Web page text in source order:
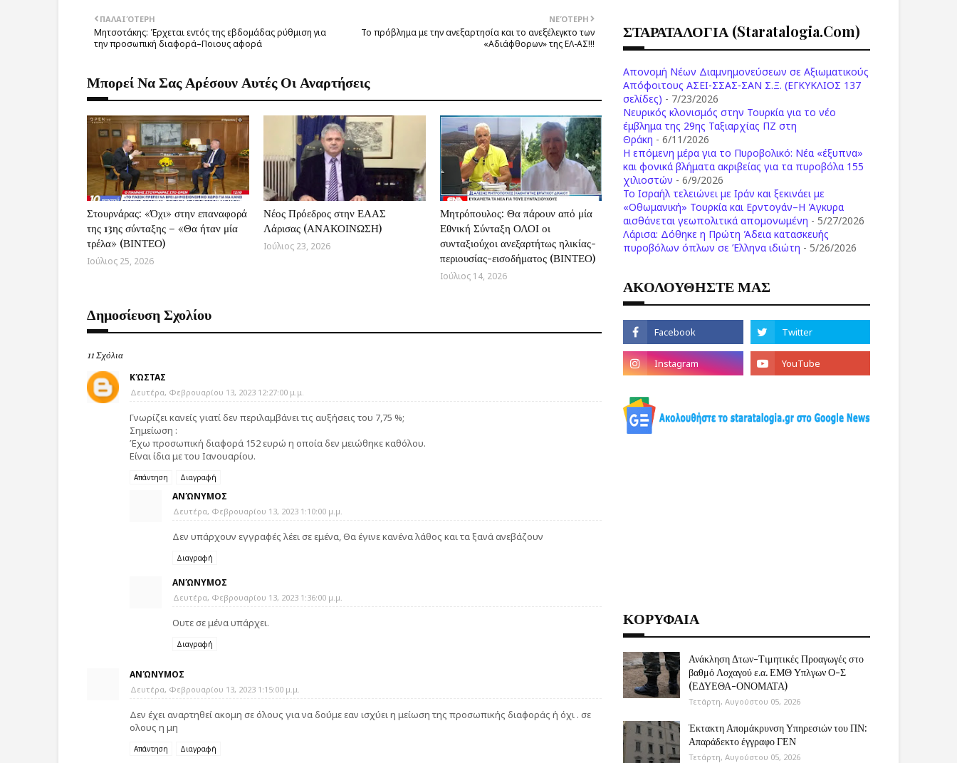
ΝΕΌΤΕΡΗ
Το πρόβλημα με την ανεξαρτησία και το ανεξέλεγκτο των
«Αδιάφθορων» της ΕΛ-ΑΣ!!!
ΠΑΛΑΙΌΤΕΡΗ
Μητσοτάκης: Έρχεται εντός της εβδομάδας ρύθμιση για
την προσωπική διαφορά–Ποιους αφορά
Μπορεί Να Σας Αρέσουν Αυτές Οι Αναρτήσεις
Στουρνάρας: «Όχι» στην επαναφορά
της 13ης σύνταξης – «Θα ήταν μία
τρέλα» (ΒΙΝΤΕΟ)
Ιούλιος 25, 2026
Νέος Πρόεδρος στην ΕΑΑΣ
Λάρισας (ΑΝΑΚΟΙΝΩΣΗ)
Ιούλιος 23, 2026
Μητρόπουλος: Θα πάρουν από μία
Εθνική Σύνταξη ΟΛΟΙ οι
συνταξιούχοι ανεξαρτήτως ηλικίας-
περιουσίας-εισοδήματος (ΒΙΝΤΕΟ)
Ιούλιος 14, 2026
Δημοσίευση Σχολίου
11 Σχόλια
ΚΏΣΤΑΣ
Δευτέρα, Φεβρουαρίου 13, 2023 12:27:00 μ.μ.
Γνωρίζει κανείς γιατί δεν περιλαμβάνει τις αυξήσεις του 7,75 %;
Σημείωση :
Έχω προσωπική διαφορά 152 ευρώ η οποία δεν μειώθηκε καθόλου.
Είναι ίδια με του Ιανουαρίου.
Απάντηση Διαγραφή
ΑΝΏΝΥΜΟΣ
Δευτέρα, Φεβρουαρίου 13, 2023 1:10:00 μ.μ.
Δεν υπάρχουν εγγραφές λέει σε εμένα, Θα έγινε κανένα λάθος και τα ξανά ανεβάζουν
Διαγραφή
ΑΝΏΝΥΜΟΣ
Δευτέρα, Φεβρουαρίου 13, 2023 1:36:00 μ.μ.
Ουτε σε μένα υπάρχει.
Διαγραφή
ΑΝΏΝΥΜΟΣ
Δευτέρα, Φεβρουαρίου 13, 2023 1:15:00 μ.μ.
Δεν έχει αναρτηθεί ακομη σε όλους για να δούμε εαν ισχύει η μείωση της προσωπικής διαφοράς ή όχι . σε
ολους η μη
Απάντηση Διαγραφή
ΣΤΑΡΑΤΑΛΟΓΙΑ (staratalogia.com)
Απονομή Νέων Διαμνημονεύσεων σε Αξιωματικούς
Απόφοιτους ΑΣΕΙ-ΣΣΑΣ-ΣΑΝ Σ.Ξ. (ΕΓΚΥΚΛΙΟΣ 137
σελίδες) - 7/23/2026
Νευρικός κλονισμός στην Τουρκία για το νέο
έμβλημα της 29ης Ταξιαρχίας ΠΖ στη
Θράκη - 6/11/2026
Η επόμενη μέρα για το Πυροβολικό: Νέα «έξυπνα»
και φονικά βλήματα ακριβείας για τα πυροβόλα 155
χιλιοστών - 6/9/2026
Το Ισραήλ τελειώνει με Ιράν και ξεκινάει με
«Οθωμανική» Τουρκία και Ερντογάν–Η Άγκυρα
αισθάνεται γεωπολιτικά απομονωμένη - 5/27/2026
Λάρισα: Δόθηκε η Πρώτη Άδεια κατασκευής
πυροβόλων όπλων σε Έλληνα ιδιώτη - 5/26/2026
ΑΚΟΛΟΥΘΗΣΤΕ ΜΑΣ
ΚΟΡΥΦΑΙΑ
Ανάκληση Δτων-Τιμητικές Προαγωγές στο
βαθμό Λοχαγού ε.α. ΕΜΘ Υπλγων Ο-Σ
(ΕΔΥΕΘΑ-ΟΝΟΜΑΤΑ)
Τετάρτη, Αυγούστου 05, 2026
Έκτακτη Απομάκρυνση Υπηρεσιών του ΠΝ:
Απαράδεκτο έγγραφο ΓΕΝ
Τετάρτη, Αυγούστου 05, 2026